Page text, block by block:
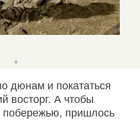
дюнам и покататься
восторг. А чтобы
побережью, пришлось